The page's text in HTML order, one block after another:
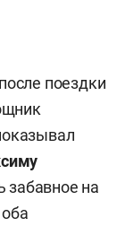
поездки
у
забавное на